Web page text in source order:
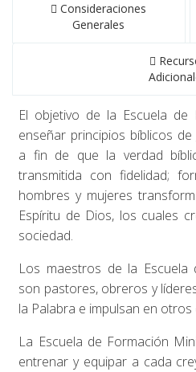
Consideraciones
Generales
El objetivo de la Escuela de
enseñar principios bíblicos
a fin de que la verdad
transmitida con fidelidad;
hombres y mujeres
Espíritu de Dios, los cuales
sociedad.
Los maestros de la Escuela
son pastores, obreros y
la Palabra e impulsan en
La Escuela de Formación
entrenar y equipar a cada